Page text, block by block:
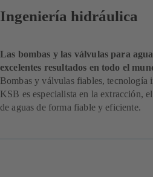
Ingeniería hidráulica
Las bombas y las válvulas para
excelentes resultados en todo el
Bombas y válvulas fiables, tecnología
KSB es especialista en la extracción,
de aguas de forma fiable y eficiente.